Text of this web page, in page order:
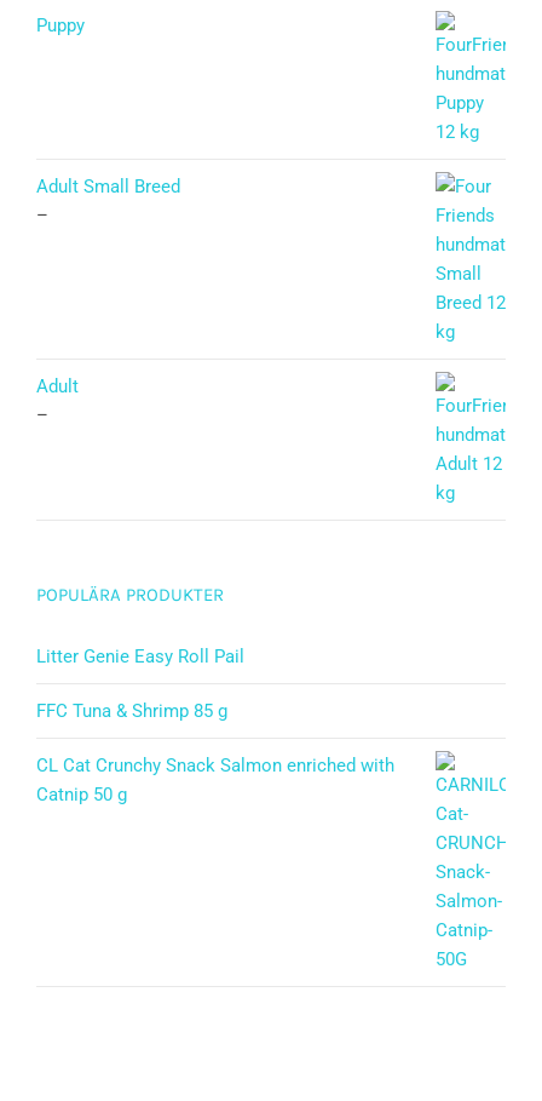
Puppy
Adult Small Breed
–
Adult
–
POPULÄRA PRODUKTER
Litter Genie Easy Roll Pail
FFC Tuna & Shrimp 85 g
CL Cat Crunchy Snack Salmon enriched with
Catnip 50 g